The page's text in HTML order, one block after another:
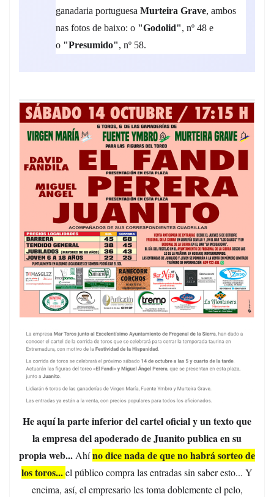
ganadaria portuguesa Murteira Grave, ambos
nas fotos de baixo: o "Godolid", nº 48 e
o "Presumido", nº 58.
He aquí la parte inferior del cartel oficial y un texto que
la empresa del apoderado de Juanito publica en su
propia web...Ahíno dice nada de que no habrá sorteo de
los toros...el público compra las entradas sin saber esto... Y
encima, así, el empresario les toma doblemente el pelo,